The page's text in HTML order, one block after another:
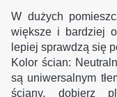
W dużych
większe i bardziej
lepiej sprawdzą się
Kolor ścian:
są uniwersalnym
ściany, dobierz